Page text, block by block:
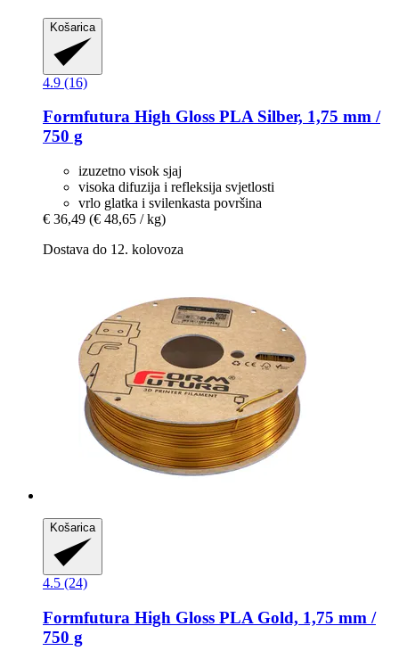
Košarica
4.9 (16)
Formfutura High Gloss PLA Silber, 1,75 mm /
750 g
izuzetno visok sjaj
visoka difuzija i refleksija svjetlosti
vrlo glatka i svilenkasta površina
€ 36,49 (€ 48,65 / kg)
Dostava do 12. kolovoza
Košarica
4.5 (24)
Formfutura High Gloss PLA Gold, 1,75 mm /
750 g